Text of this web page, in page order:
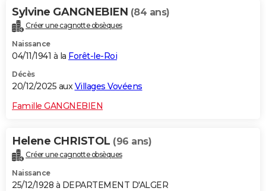
Sylvine GANGNEBIEN (84 ans)
Créer une cagnotte obsèques
Naissance
04/11/1941 à la Forêt-le-Roi
Décès
20/12/2025 auxVillages Vovéens
Famille GANGNEBIEN
Helene CHRISTOL (96 ans)
Créer une cagnotte obsèques
Naissance
25/12/1928 à DEPARTEMENT D'ALGER